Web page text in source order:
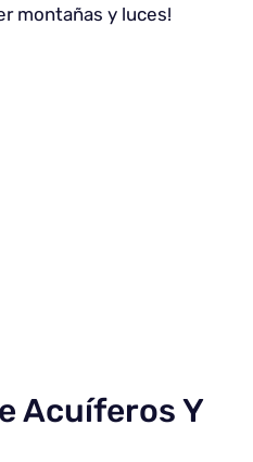
montañas y luces!
Acuíferos Y